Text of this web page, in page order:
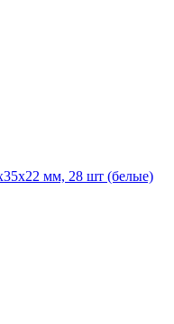
мм, 28 шт (белые)